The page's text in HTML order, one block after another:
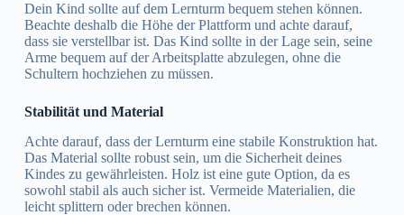
Dein Kind sollte auf dem Lernturm bequem stehen können.
Beachte deshalb die Höhe der Plattform und achte darauf,
dass sie verstellbar ist. Das Kind sollte in der Lage sein, seine
Arme bequem auf der Arbeitsplatte abzulegen, ohne die
Schultern hochziehen zu müssen.
Stabilität und Material
Achte darauf, dass der Lernturm eine stabile Konstruktion hat.
Das Material sollte robust sein, um die Sicherheit deines
Kindes zu gewährleisten. Holz ist eine gute Option, da es
sowohl stabil als auch sicher ist. Vermeide Materialien, die
leicht splittern oder brechen können.